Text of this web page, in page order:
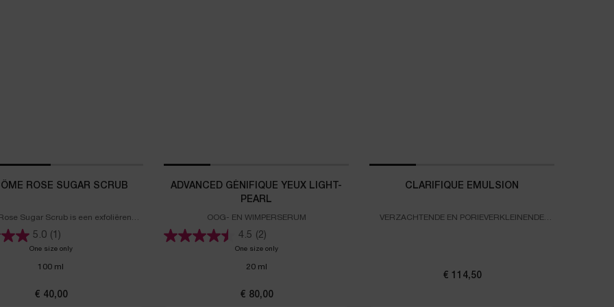
ROSE SUGAR SCRUB
Sugar Scrub is een exfoliërende
suiker en rozenwater. Het geeft de
rosy glow en extra vitaliteit.
de suikergranen is de huid zacht
op en de honing voedt en
goed gehydrateerde huid.
5.0 (1)
One size onlyfor Lancôme Rose Sugar Scrub
100 ml
€ 40,00
ADVANCED GÉNIFIQUE YEUX LIGHT-
PEARL
OOG- EN WIMPERSERUM
4.5 (2)
One size onlyfor ADVANCED GÉNIFIQUE YEUX LIGHT-PEARL
20 ml
€ 80,00
CLARIFIQUE EMULSION
VERZACHTENDE EN PORIEVERKLEINENDE
€ 114,50